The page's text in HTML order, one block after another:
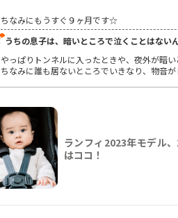
ちなみにもうすぐ９ヶ月です☆
うちの息子は、暗いところで泣くことはないん
やっぱりトンネルに入ったときや、夜外が暗
ちなみに誰も居ないところでいきなり、物音
ランフィ2023年モデル
はココ！